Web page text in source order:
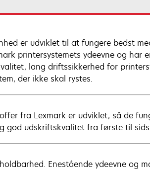
er udviklet til at fungere bedst
printersystemets ydeevne og har
lang driftssikkerhed for
der ikke skal rystes.
fra Lexmark er udviklet, så de
god udskriftskvalitet fra første til
Enestående ydeevne og